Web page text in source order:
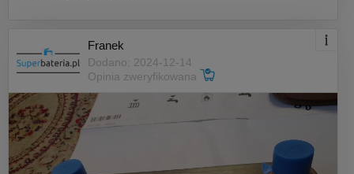
Franek
Dodano: 2024-12-14
Opinia zweryfikowana